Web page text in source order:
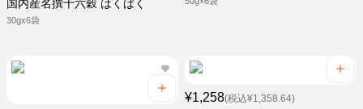
国内産名撰十六穀 はくばく
30gx6袋
¥1,258(税込¥1,358.64)